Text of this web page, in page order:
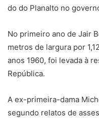
do do Planalto no
No primeiro ano de Jair
metros de largura por
anos 1960, foi levada à
República.
A ex-primeira-dama
segundo relatos de